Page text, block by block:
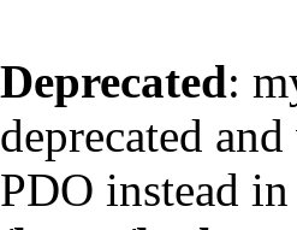
Deprecated:
deprecated
PDO instead in